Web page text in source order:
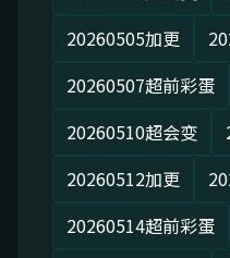
20260505加更
20260507超前彩蛋
20260510超会变
20260512加更
20260514超前彩蛋